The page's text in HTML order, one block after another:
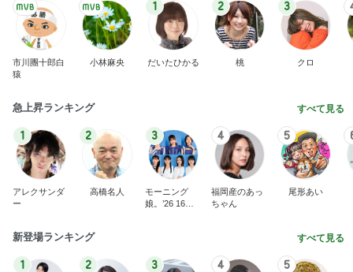
市川團十郎白
猿
小林麻央
1
だいたひかる
2
桃
3
クロ
急上昇ランキング すべて見る
1
アレクサンダ
ー
2
高橋名人
3
モーニング
娘。’26 16期1
4
福岡産のあっ
ちゃん
5
尾形あい
新登場ランキング すべて見る
1 2 3 4 5